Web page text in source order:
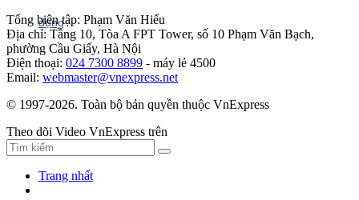
Tổng biên tập: Phạm Văn Hiếu
Địa chỉ: Tầng 10, Tòa A FPT Tower, số 10 Phạm Văn Bạch,
phường Cầu Giấy, Hà Nội
Điện thoại: 024 7300 8899 - máy lẻ 4500
Email: webmaster@vnexpress.net
© 1997-2026. Toàn bộ bản quyền thuộc VnExpress
Theo dõi Video VnExpress trên
Trang nhất